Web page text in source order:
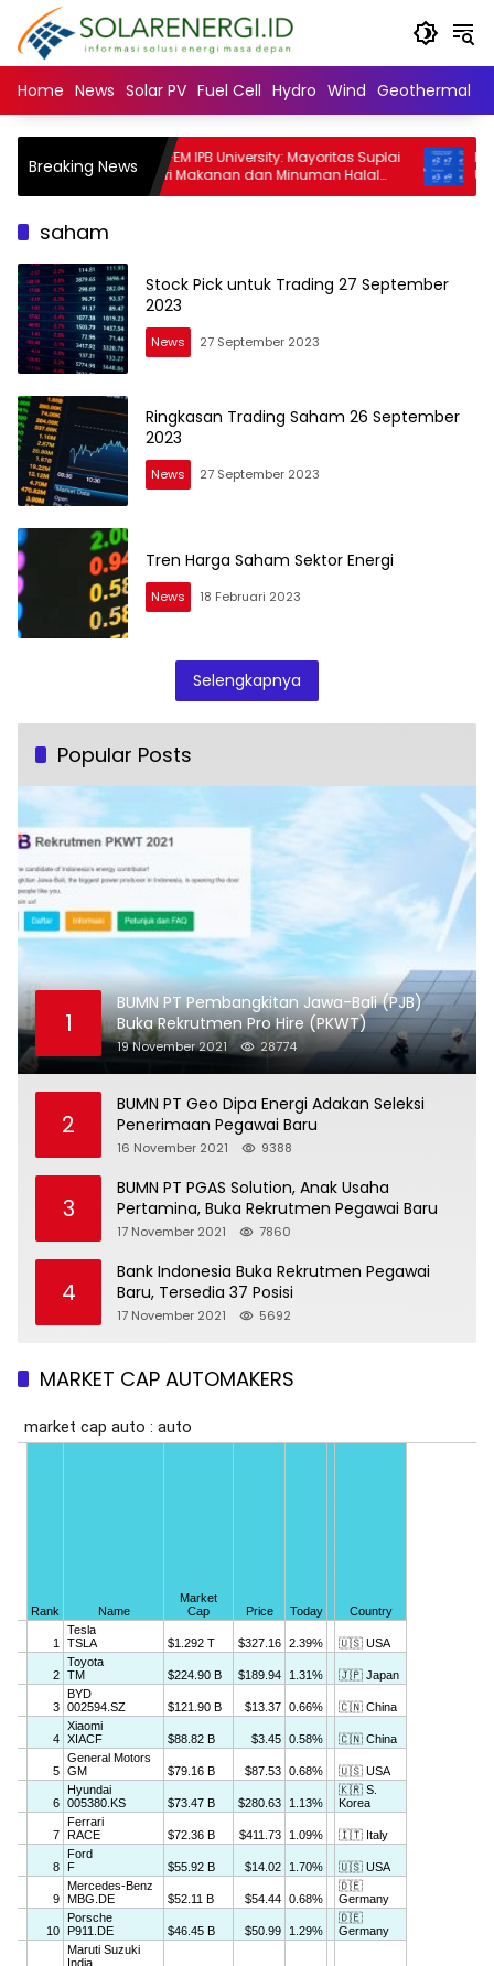
Langsung
konten
Home News Solar PV Fuel Cell Hydro Wind Geothermal
Breaking NewsDekan FEM IPB University: Mayoritas Suplai
Industri Makanan dan Minuman Halal
Dikuasai Negara Muslim Minoritas
Perluas
SNBT
saham
Stock Pick untuk Trading 27 September
2023
News 27 September 2023
Ringkasan Trading Saham 26 September
2023
News 27 September 2023
Tren Harga Saham Sektor Energi
News 18 Februari 2023
Selengkapnya
Popular Posts
1
BUMN PT Pembangkitan Jawa-Bali (PJB)
Buka Rekrutmen Pro Hire (PKWT)
19 November 2021 28774
2
BUMN PT Geo Dipa Energi Adakan Seleksi
Penerimaan Pegawai Baru
16 November 2021 9388
3
BUMN PT PGAS Solution, Anak Usaha
Pertamina, Buka Rekrutmen Pegawai Baru
17 November 2021 7860
4
Bank Indonesia Buka Rekrutmen Pegawai
Baru, Tersedia 37 Posisi
17 November 2021 5692
MARKET CAP AUTOMAKERS